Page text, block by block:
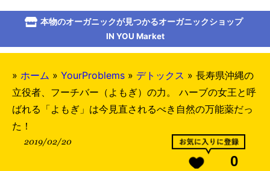
本物のオーガニックが見つかるオーガニックショップ
IN YOU Market
» ホーム » YourProblems » デトックス » 長寿県沖縄の
立役者、フーチバー（よもぎ）の力。 ハーブの女王と呼
ばれる「よもぎ」は今見直されるべき自然の万能薬だっ
た！
2019/02/20
0